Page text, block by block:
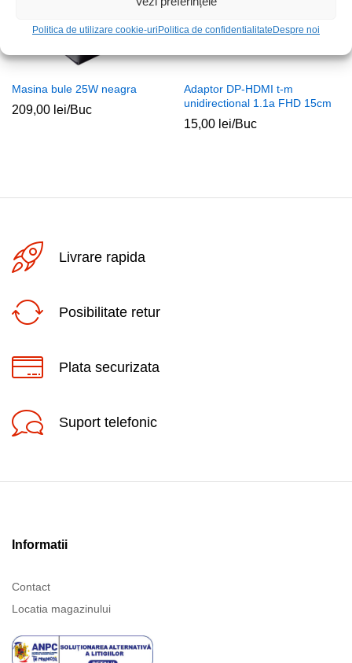
Politica de utilizare cookie-uriPolitica de confidentialitateDespre noi
Masina bule 25W neagra
209,00 lei/Buc
Adaptor DP-HDMI t-m
unidirectional 1.1a FHD 15cm
15,00 lei/Buc
Livrare rapida
Posibilitate retur
Plata securizata
Suport telefonic
Informatii
Contact
Locatia magazinului